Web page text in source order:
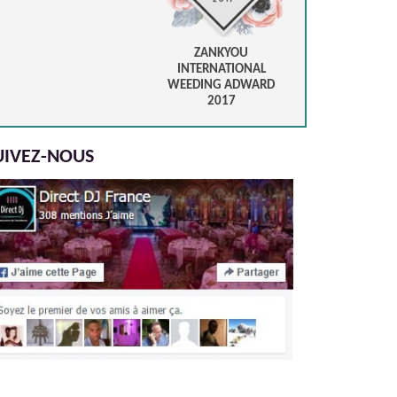
ZANKYOU
INTERNATIONAL
WEEDING ADWARD
2017
NOUS